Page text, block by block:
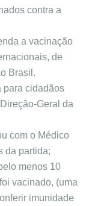
contra a
a vacinação
de
Brasil.
para cidadãos
Geral da
com o Médico
da partida;
menos 10
vacinado, (uma
imunidade